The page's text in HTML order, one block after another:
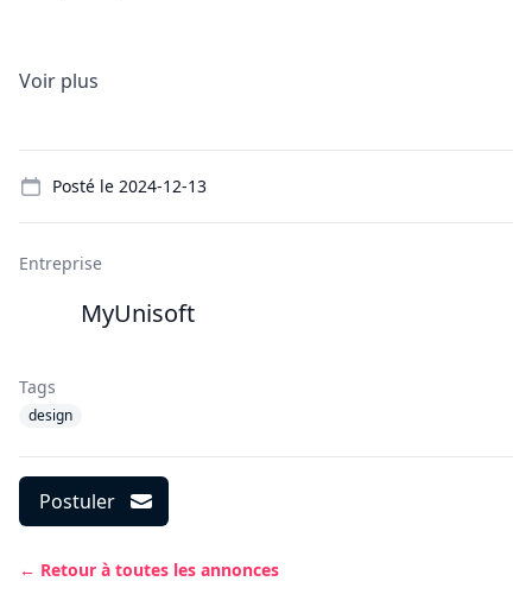
Voir plus
Posté le 2024-12-13
Entreprise
MyUnisoft
Tags
design
Postuler
← Retour à toutes les annonces